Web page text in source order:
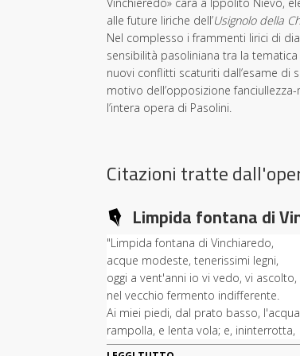
Vinchieredo» cara a Ippolito Nievo,
alle future liriche dell’Usignolo della
Nel complesso i frammenti lirici di
sensibilità pasoliniana tra la
nuovi conflitti scaturiti dall’esame di
motivo dell’opposizione
l’intera opera di Pasolini.
Citazioni tratte
Limpida fontana di
"Limpida fontana di Vinchiaredo,
acque modeste, tenerissimi legni,
oggi a vent'anni io vi vedo, vi ascolto,
nel vecchio fermento indifferente.
Ai miei piedi, dal prato basso, l'acqua
rampolla, e lenta vola; e, ininterrotta,
ricompone il suo canto più lontano.